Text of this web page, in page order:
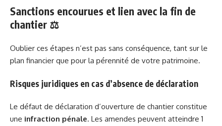
Sanctions encourues et lien avec la fin de
chantier ⚖️
Oublier ces étapes n’est pas sans conséquence, tant sur le
plan financier que pour la pérennité de votre patrimoine.
Risques juridiques en cas d’absence de déclaration
Le défaut de déclaration d’ouverture de chantier constitue
une infraction pénale. Les amendes peuvent atteindre 1